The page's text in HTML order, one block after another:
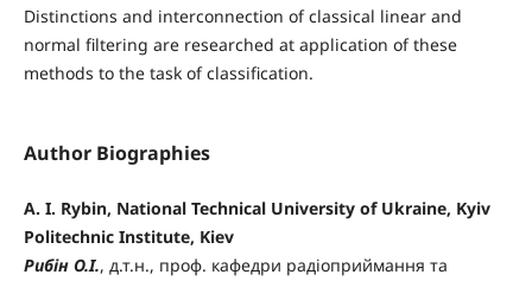
Distinctions and interconnection of classical linear and
normal filtering are researched at application of these
methods to the task of classification.
Author Biographies
A. I. Rybin, National Technical University of Ukraine, Kyiv
Politechnic Institute, Kiev
Рибін О.І., д.т.н., проф. кафедри радіоприймання та